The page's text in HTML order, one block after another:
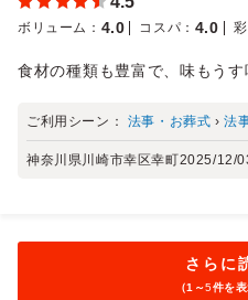
ボリューム ： 4.0 コスパ ： 4.0 彩
食材の種類も豊富で、味もう
ご利用シーン： 法事・お葬式 ›法
神奈川県川崎市幸区幸町2025/12/
さらに
（1～5件を